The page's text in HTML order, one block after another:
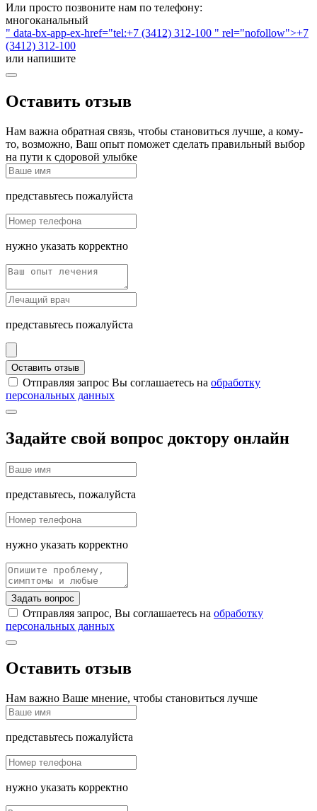
Или просто позвоните нам по телефону:
многоканальный
" data-bx-app-ex-href="tel:+7 (3412) 312-100 " rel="nofollow">+7
(3412) 312-100
или напишите
Оставить отзыв
Нам важна обратная связь, чтобы становиться лучше, а кому-
то, возможно, Ваш опыт поможет сделать правильный выбор
на пути к сдоровой улыбке
представьтесь пожалуйста
нужно указать корректно
представьтесь пожалуйста
Оставить отзыв
Отправляя запрос Вы соглашаетесь на обработку
персональных данных
Задайте свой вопрос доктору онлайн
представьтесь, пожалуйста
нужно указать корректно
Задать вопрос
Отправляя запрос, Вы соглашаетесь на обработку
персональных данных
Оставить отзыв
Нам важно Ваше мнение, чтобы становиться лучше
представьтесь пожалуйста
нужно указать корректно